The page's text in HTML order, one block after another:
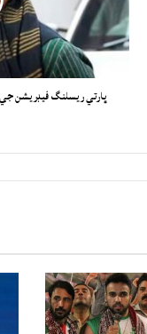
ڀارتي ريسلنگ فيڊريشن جي